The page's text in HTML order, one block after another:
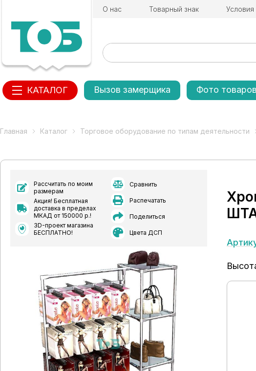
О нас Товарный знак Условия
КАТАЛОГ Вызов замерщика Фото товаров
Главная Каталог Торговое оборудование по типам деятельности
Рассчитать по моим
размерам
Акция! Бесплатная
доставка в пределах
МКАД от 150000 р.!
3D-проект магазина
БЕСПЛАТНО!
Сравнить
Распечатать
Поделиться
Цвета ДСП